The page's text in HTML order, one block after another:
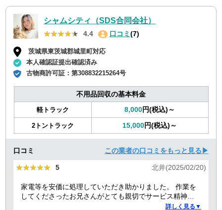
シャムシティ（SDS合同会社）
★★★★★
★★★★★ 4.4 口コミ (7)
茨城県東茨城郡城里町対応
本人確認証提出確認済み
古物商許可証：第308832215264号
不用品回収の基本料金
軽トラック 8,000円(税込)～
2トントラック 15,000円(税込)～
口コミ この業者の口コミをもっと見る▶
★★★★★
★★★★★ 5 北井(2025/02/20)
家電等を安価に処理していただき助かりました。 作業を
してくださったお兄さんがとても親切でサービス精神溢
詳しく見る▼